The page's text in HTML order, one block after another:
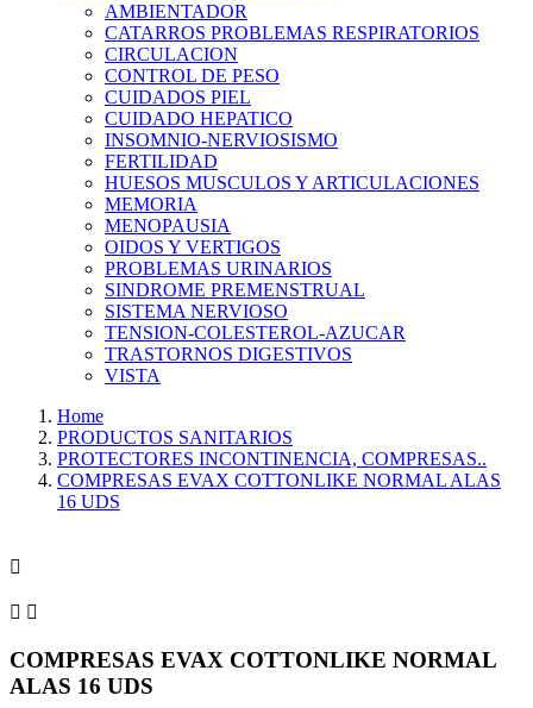
AMBIENTADOR
CATARROS PROBLEMAS RESPIRATORIOS
CIRCULACION
CONTROL DE PESO
CUIDADOS PIEL
CUIDADO HEPATICO
INSOMNIO-NERVIOSISMO
FERTILIDAD
HUESOS MUSCULOS Y ARTICULACIONES
MEMORIA
MENOPAUSIA
OIDOS Y VERTIGOS
PROBLEMAS URINARIOS
SINDROME PREMENSTRUAL
SISTEMA NERVIOSO
TENSION-COLESTEROL-AZUCAR
TRASTORNOS DIGESTIVOS
VISTA
Home
PRODUCTOS SANITARIOS
PROTECTORES INCONTINENCIA, COMPRESAS..
COMPRESAS EVAX COTTONLIKE NORMAL ALAS
16 UDS

 
COMPRESAS EVAX COTTONLIKE NORMAL
ALAS 16 UDS